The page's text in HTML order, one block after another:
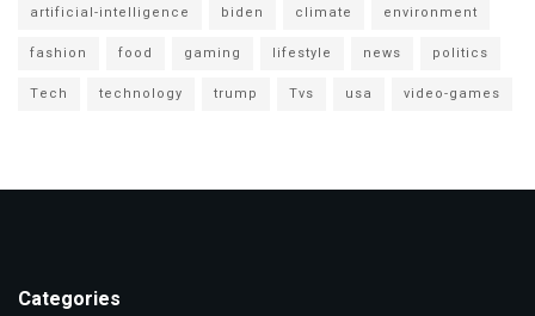
artificial-intelligence biden climate
environment
fashion
food gaming lifestyle news
politics
Tech
technology trump Tvs usa video-games
Categories